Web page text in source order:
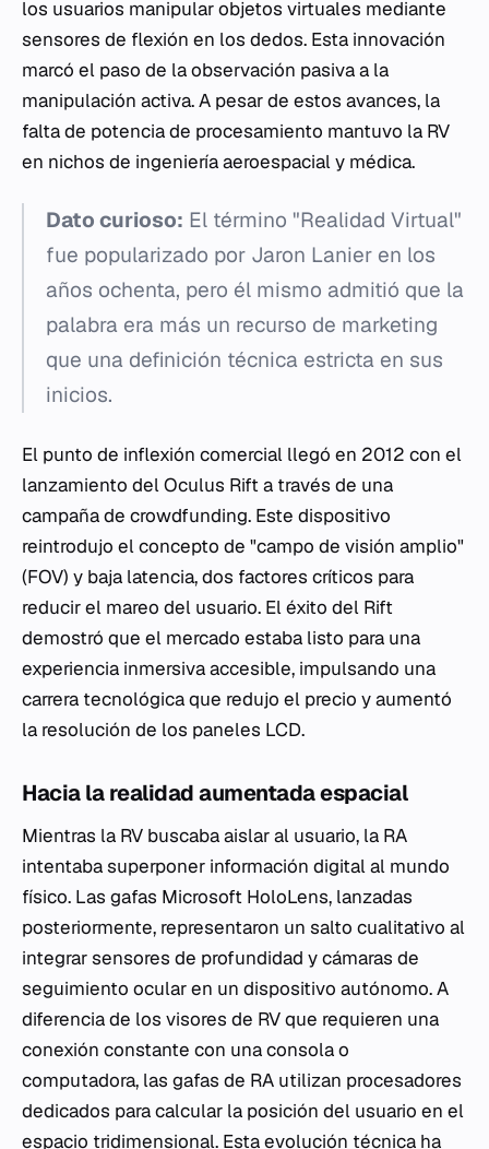
los usuarios manipular objetos virtuales mediante
sensores de flexión en los dedos. Esta innovación
marcó el paso de la observación pasiva a la
manipulación activa. A pesar de estos avances, la
falta de potencia de procesamiento mantuvo la RV
en nichos de ingeniería aeroespacial y médica.
Dato curioso: El término "Realidad Virtual"
fue popularizado por Jaron Lanier en los
años ochenta, pero él mismo admitió que la
palabra era más un recurso de marketing
que una definición técnica estricta en sus
inicios.
El punto de inflexión comercial llegó en 2012 con el
lanzamiento del Oculus Rift a través de una
campaña de crowdfunding. Este dispositivo
reintrodujo el concepto de "campo de visión amplio"
(FOV) y baja latencia, dos factores críticos para
reducir el mareo del usuario. El éxito del Rift
demostró que el mercado estaba listo para una
experiencia inmersiva accesible, impulsando una
carrera tecnológica que redujo el precio y aumentó
la resolución de los paneles LCD.
Hacia la realidad aumentada espacial
Mientras la RV buscaba aislar al usuario, la RA
intentaba superponer información digital al mundo
físico. Las gafas Microsoft HoloLens, lanzadas
posteriormente, representaron un salto cualitativo al
integrar sensores de profundidad y cámaras de
seguimiento ocular en un dispositivo autónomo. A
diferencia de los visores de RV que requieren una
conexión constante con una consola o
computadora, las gafas de RA utilizan procesadores
dedicados para calcular la posición del usuario en el
espacio tridimensional. Esta evolución técnica ha